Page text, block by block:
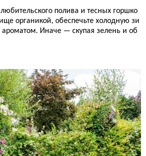
полива и тесных горшко
органикой, обеспечьте холодную зи
Иначе — скупая зелень и об